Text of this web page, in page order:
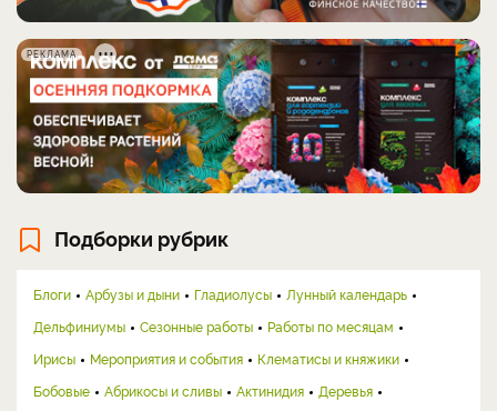
РЕКЛАМА
Подборки рубрик
Блоги Арбузы и дыни Гладиолусы
Лунный календарь
Дельфиниумы
Сезонные работы
Работы по месяцам
Ирисы
Мероприятия и события
Клематисы и княжики
Бобовые
Абрикосы и сливы Актинидия
Деревья